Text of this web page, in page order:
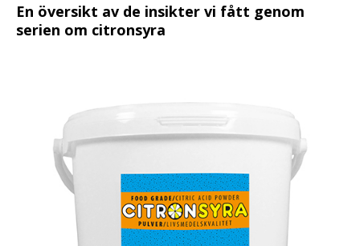
En översikt av de insikter vi fått genom
serien om citronsyra